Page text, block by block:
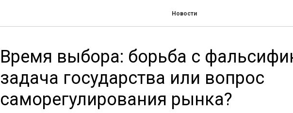
Новости
Время выбора: борьба с
задача государства или вопрос
саморегулирования рынка?